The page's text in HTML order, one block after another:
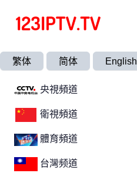
繁体 简体 English
央視頻道
衛視頻道
體育頻道
台灣频道